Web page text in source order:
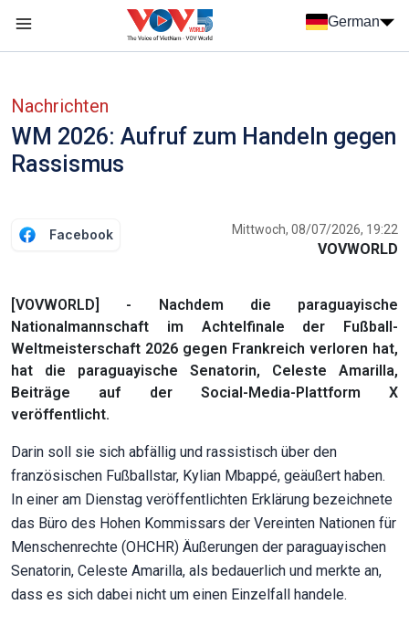
German
Nachrichten
WM 2026: Aufruf zum Handeln gegen
Rassismus
Facebook Mittwoch, 08/07/2026, 19:22
VOVWORLD
[VOVWORLD] - Nachdem die paraguayische
Nationalmannschaft im Achtelfinale der Fußball-
Weltmeisterschaft 2026 gegen Frankreich verloren hat,
hat die paraguayische Senatorin, Celeste Amarilla,
Beiträge auf der Social-Media-Plattform X
veröffentlicht.
Darin soll sie sich abfällig und rassistisch über den
französischen Fußballstar, Kylian Mbappé, geäußert haben.
In einer am Dienstag veröffentlichten Erklärung bezeichnete
das Büro des Hohen Kommissars der Vereinten Nationen für
Menschenrechte (OHCHR) Äußerungen der paraguayischen
Senatorin, Celeste Amarilla, als bedauerlich und merkte an,
dass es sich dabei nicht um einen Einzelfall handele.